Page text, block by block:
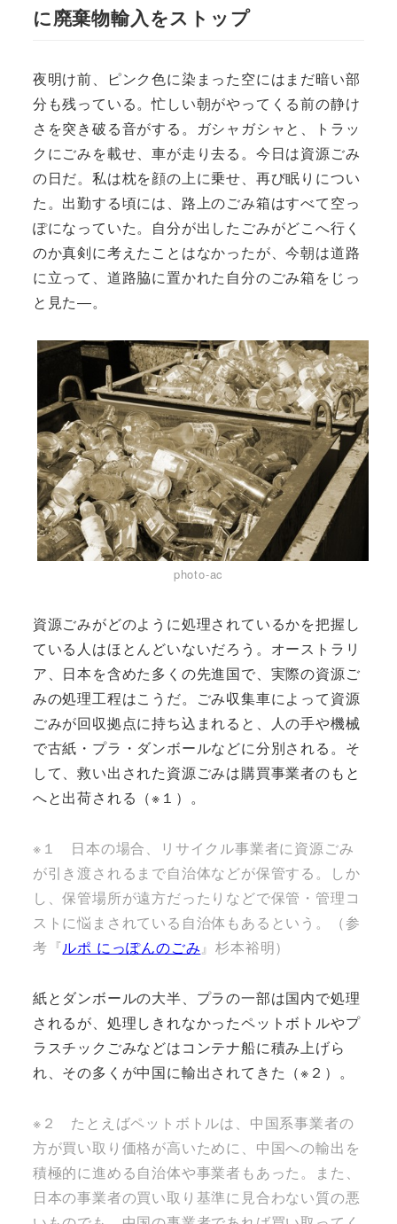
に廃棄物輸入をストップ
夜明け前、ピンク色に染まった空にはまだ暗い部
分も残っている。忙しい朝がやってくる前の静け
さを突き破る音がする。ガシャガシャと、トラッ
クにごみを載せ、車が走り去る。今日は資源ごみ
の日だ。私は枕を顔の上に乗せ、再び眠りについ
た。出勤する頃には、路上のごみ箱はすべて空っ
ぽになっていた。自分が出したごみがどこへ行く
のか真剣に考えたことはなかったが、今朝は道路
に立って、道路脇に置かれた自分のごみ箱をじっ
と見た―。
photo-ac
資源ごみがどのように処理されているかを把握し
ている人はほとんどいないだろう。オーストラリ
ア、日本を含めた多くの先進国で、実際の資源ご
みの処理工程はこうだ。ごみ収集車によって資源
ごみが回収拠点に持ち込まれると、人の手や機械
で古紙・プラ・ダンボールなどに分別される。そ
して、救い出された資源ごみは購買事業者のもと
へと出荷される（※１）。
※１ 日本の場合、リサイクル事業者に資源ごみ
が引き渡されるまで自治体などが保管する。しか
し、保管場所が遠方だったりなどで保管・管理コ
ストに悩まされている自治体もあるという。（参
考『ルポ にっぽんのごみ』杉本裕明）
紙とダンボールの大半、プラの一部は国内で処理
されるが、処理しきれなかったペットボトルやプ
ラスチックごみなどはコンテナ船に積み上げら
れ、その多くが中国に輸出されてきた（※２）。
※２ たとえばペットボトルは、中国系事業者の
方が買い取り価格が高いために、中国への輸出を
積極的に進める自治体や事業者もあった。また、
日本の事業者の買い取り基準に見合わない質の悪